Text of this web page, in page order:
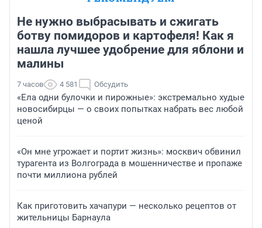
Не нужно выбрасывать и сжигать
ботву помидоров и картофеля! Как я
нашла лучшее удобрение для яблони и
малины
7 часов 4 581 Обсудить
«Ела одни булочки и пирожные»: экстремально худые
новосибирцы — о своих попытках набрать вес любой
ценой
«Он мне угрожает и портит жизнь»: москвич обвинил
турагента из Волгограда в мошенничестве и пропаже
почти миллиона рублей
Как приготовить хачапури — несколько рецептов от
жительницы Барнаула